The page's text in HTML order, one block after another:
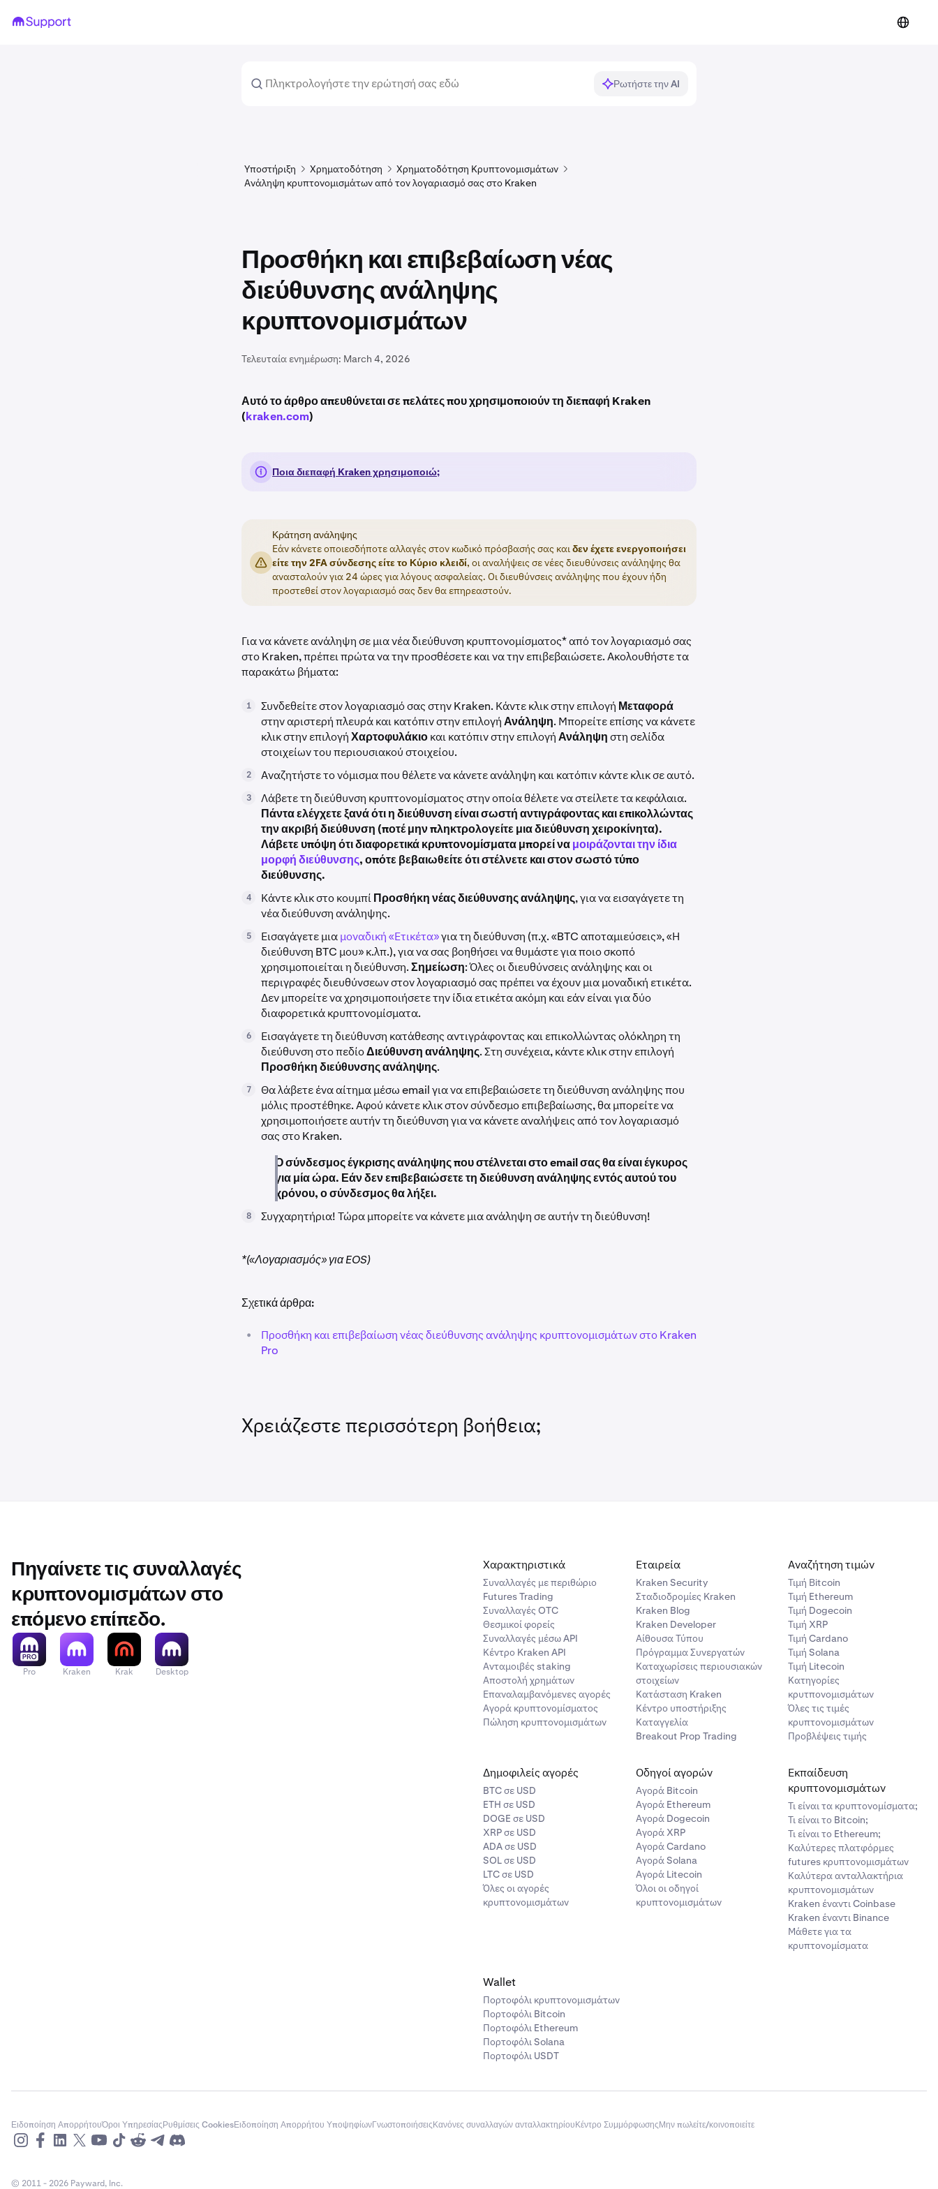
Ρωτήστε την AI
Υποστήριξη Χρηματοδότηση
Χρηματοδότηση Κρυπτονομισμάτων
Ανάληψη κρυπτονομισμάτων από τον λογαριασμό σας στο Kraken
Προσθήκη και επιβεβαίωση νέας
διεύθυνσης ανάληψης
κρυπτονομισμάτων
Τελευταία ενημέρωση: March 4, 2026
Αυτό το άρθρο απευθύνεται σε πελάτες που χρησιμοποιούν τη διεπαφή Kraken
(kraken.com)
Ποια διεπαφή Kraken χρησιμοποιώ;
Κράτηση ανάληψης
Εάν κάνετε οποιεσδήποτε αλλαγές στον κωδικό πρόσβασής σας καιδεν έχετε ενεργοποιήσει
είτε την 2FA σύνδεσης είτε το Κύριο κλειδί, οι αναλήψεις σε νέες διευθύνσεις ανάληψης θα
ανασταλούν για 24 ώρες για λόγους ασφαλείας. Οι διευθύνσεις ανάληψης που έχουν ήδη
προστεθεί στον λογαριασμό σας δεν θα επηρεαστούν.
Για να κάνετε ανάληψη σε μια νέα διεύθυνση κρυπτονομίσματος* από τον λογαριασμό σας
στο Kraken, πρέπει πρώτα να την προσθέσετε και να την επιβεβαιώσετε. Ακολουθήστε τα
παρακάτω βήματα:
1 Συνδεθείτε στον λογαριασμό σας στην Kraken. Κάντε κλικ στην επιλογή Μεταφορά
στην αριστερή πλευρά και κατόπιν στην επιλογήΑνάληψη. Μπορείτε επίσης να κάνετε
κλικ στην επιλογήΧαρτοφυλάκιοκαι κατόπιν στην επιλογήΑνάληψηστη σελίδα
στοιχείων του περιουσιακού στοιχείου.
2 Αναζητήστε το νόμισμα που θέλετε να κάνετε ανάληψη και κατόπιν κάντε κλικ σε αυτό.
3
Λάβετε τη διεύθυνση κρυπτονομίσματος στην οποία θέλετε να στείλετε τα κεφάλαια.
Πάντα ελέγχετε ξανά ότι η διεύθυνση είναι σωστή αντιγράφοντας και επικολλώντας
την ακριβή διεύθυνση (ποτέ μην πληκτρολογείτε μια διεύθυνση χειροκίνητα).
Λάβετε υπόψη ότι διαφορετικά κρυπτονομίσματα μπορεί ναμοιράζονται την ίδια
μορφή διεύθυνσης, οπότε βεβαιωθείτε ότι στέλνετε και στον σωστό τύπο
διεύθυνσης.
4 Κάντε κλικ στο κουμπίΠροσθήκη νέας διεύθυνσης ανάληψης, για να εισαγάγετε τη
νέα διεύθυνση ανάληψης.
5 Εισαγάγετε μιαμοναδική «Ετικέτα»για τη διεύθυνση (π.χ. «BTC αποταμιεύσεις», «Η
διεύθυνση BTC μου» κ.λπ.), για να σας βοηθήσει να θυμάστε για ποιο σκοπό
χρησιμοποιείται η διεύθυνση.Σημείωση: Όλες οι διευθύνσεις ανάληψης και οι
περιγραφές διευθύνσεων στον λογαριασμό σας πρέπει να έχουν μια μοναδική ετικέτα.
Δεν μπορείτε να χρησιμοποιήσετε την ίδια ετικέτα ακόμη και εάν είναι για δύο
διαφορετικά κρυπτονομίσματα.
6
Εισαγάγετε τη διεύθυνση κατάθεσης αντιγράφοντας και επικολλώντας ολόκληρη τη
διεύθυνση στο πεδίοΔιεύθυνση ανάληψης. Στη συνέχεια, κάντε κλικ στην επιλογή
Προσθήκη διεύθυνσης ανάληψης.
7
Θα λάβετε ένα αίτημα μέσω email για να επιβεβαιώσετε τη διεύθυνση ανάληψης που
μόλις προστέθηκε. Αφού κάνετε κλικ στον σύνδεσμο επιβεβαίωσης, θα μπορείτε να
χρησιμοποιήσετε αυτήν τη διεύθυνση για να κάνετε αναλήψεις από τον λογαριασμό
σας στο Kraken.
Ο σύνδεσμος έγκρισης ανάληψης που στέλνεται στο email σας θα είναι έγκυρος
για μία ώρα. Εάν δεν επιβεβαιώσετε τη διεύθυνση ανάληψης εντός αυτού του
χρόνου, ο σύνδεσμος θα λήξει.
8 Συγχαρητήρια! Τώρα μπορείτε να κάνετε μια ανάληψη σε αυτήν τη διεύθυνση!
*(«Λογαριασμός» για EOS)
Σχετικά άρθρα:
•
Προσθήκη και επιβεβαίωση νέας διεύθυνσης ανάληψης κρυπτονομισμάτων στο Kraken
Pro
Χρειάζεστε περισσότερη βοήθεια;
Πηγαίνετε τις συναλλαγές
κρυπτονομισμάτων στο
επόμενο επίπεδο.
Pro Kraken Krak Desktop
Χαρακτηριστικά
Συναλλαγές με περιθώριο
Futures Trading
Συναλλαγές OTC
Θεσμικοί φορείς
Συναλλαγές μέσω API
Κέντρο Kraken API
Ανταμοιβές staking
Αποστολή χρημάτων
Επαναλαμβανόμενες αγορές
Αγορά κρυπτονομίσματος
Πώληση κρυπτονομισμάτων
Εταιρεία
Kraken Security
Σταδιοδρομίες Kraken
Kraken Blog
Kraken Developer
Αίθουσα Τύπου
Πρόγραμμα Συνεργατών
Καταχωρίσεις περιουσιακών
στοιχείων
Κατάσταση Kraken
Κέντρο υποστήριξης
Καταγγελία
Breakout Prop Trading
Αναζήτηση τιμών
Τιμή Βitcoin
Τιμή Ethereum
Τιμή Dogecoin
Τιμή XRP
Τιμή Cardano
Τιμή Solana
Τιμή Litecoin
Κατηγορίες
κρυτπονομισμάτων
Όλες τις τιμές
κρυπτονομισμάτων
Προβλέψεις τιμής
Δημοφιλείς αγορές
BTC σε USD
ETH σε USD
DOGE σε USD
XRP σε USD
ADA σε USD
SOL σε USD
LTC σε USD
Όλες οι αγορές
κρυπτονομισμάτων
Οδηγοί αγορών
Αγορά Bitcoin
Αγορά Ethereum
Αγορά Dogecoin
Αγορά XRP
Αγορά Cardano
Αγορά Solana
Αγορά Litecoin
Όλοι οι οδηγοί
κρυπτονομισμάτων
Εκπαίδευση
κρυπτονομισμάτων
Τι είναι τα κρυπτονομίσματα;
Τι είναι το Bitcoin;
Τι είναι το Ethereum;
Καλύτερες πλατφόρμες
futures κρυπτονομισμάτων
Καλύτερα ανταλλακτήρια
κρυπτονομισμάτων
Kraken έναντι Coinbase
Kraken έναντι Binance
Μάθετε για τα
κρυπτονομίσματα
Wallet
Πορτοφόλι κρυπτονομισμάτων
Πορτοφόλι Bitcoin
Πορτοφόλι Ethereum
Πορτοφόλι Solana
Πορτοφόλι USDT
Ειδοποίηση ΑπορρήτουΌροι ΥπηρεσίαςΡυθμίσεις CookiesΕιδοποίηση Απορρήτου ΥποψηφίωνΓνωστοποιήσειςΚανόνες συναλλαγών ανταλλακτηρίουΚέντρο ΣυμμόρφωσηςΜην πωλείτε/κοινοποιείτε
© 2011 - 2026 Payward, Inc.